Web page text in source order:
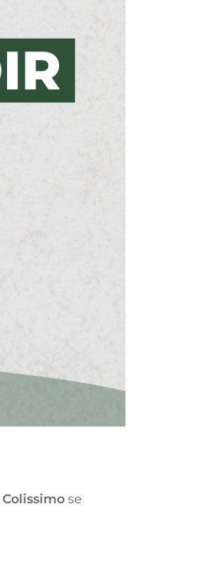
Colissimo se